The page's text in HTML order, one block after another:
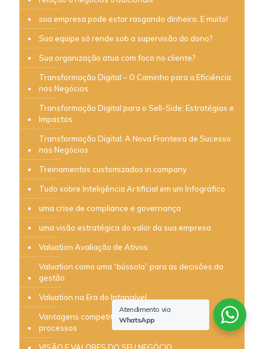
sua empresa pode estar rasgando dinheiro. E muito!
Sua equipe só rende sob a supervisão do dono?
Sua organização atua com foco no cliente?
Transformação Digital – O Caminho para a Eficiência
nos Negócios
Transformação Digital para o Sell-Side: Estratégias e
Impactos
Transformação Digital: A Nova Fronteira de Sucesso
nos Negócios
Treinamentos customizados in company
Tudo sobre Inteligência Artificial em um Infográfico
uma crise de compliance e governança
uma visão estratégica do valor da sua empresa
Valuation Avaliação de Ativos
Valuation como uma “bússola” para as decisões da
gestão
Valuation na Era do Intangível
Vantagens competitivas da padronização de
processos
Atendimento via
WhatsApp